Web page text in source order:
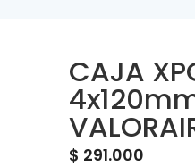
CAJA
$ 291.000